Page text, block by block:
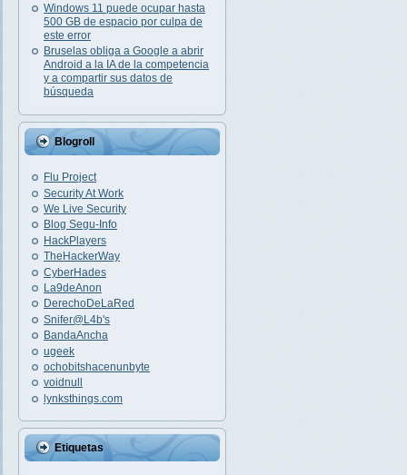
Windows 11 puede ocupar hasta
500 GB de espacio por culpa de
este error
Bruselas obliga a Google a abrir
Android a la IA de la competencia
y a compartir sus datos de
búsqueda
Blogroll
Flu Project
Security At Work
We Live Security
Blog Segu-Info
HackPlayers
TheHackerWay
CyberHades
La9deAnon
DerechoDeLaRed
Snifer@L4b's
BandaAncha
ugeek
ochobitshacenunbyte
voidnull
lynksthings.com
Etiquetas